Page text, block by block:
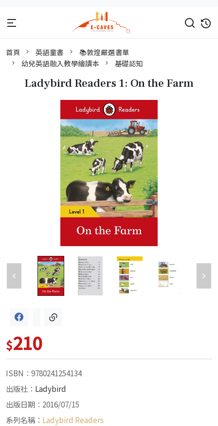
首頁 英語童書
📚敦煌嚴選書單
幼兒英語融入教學繪讀本
基礎認知
Ladybird Readers 1: On the Farm
$210
ISBN：9780241254134
出版社： Ladybird
出版日期：2016/07/15
系列名稱： Ladybird Readers